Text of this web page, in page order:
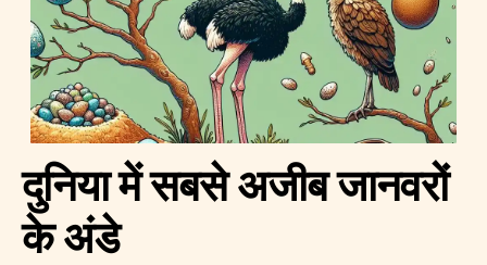
दुनिया में सबसे अजीब जानवरों
के अंडे